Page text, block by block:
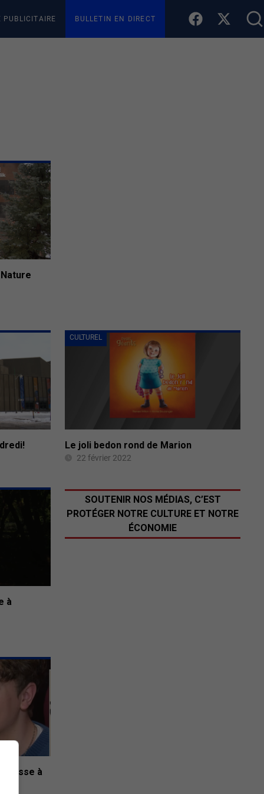
PUBLICITAIRE BULLETIN EN DIRECT
CULTUREL
Le joli bedon rond de Marion
22 février 2022
à
à
SOUTENIR NOS MÉDIAS, C’EST
PROTÉGER NOTRE CULTURE ET NOTRE
ÉCONOMIE